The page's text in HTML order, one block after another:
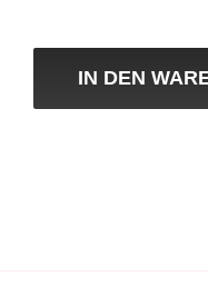
IN DEN